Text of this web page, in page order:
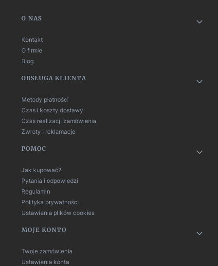
Linki w stopce
O NAS
Kontakt
O firmie
Blog
OBSŁUGA KLIENTA
Metody płatności
Czas i koszty dostawy
Czas realizacji zamówienia
Zwroty i reklamacje
POMOC
Jak kupować?
Pytania i odpowiedzi
Regulamin
Polityka prywatności
Ustawienia plików cookies
MOJE KONTO
Twoje zamówienia
Ustawienia konta